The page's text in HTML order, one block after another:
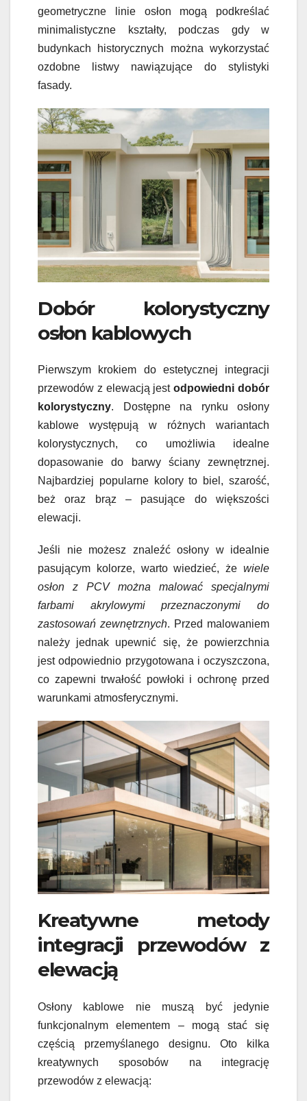
geometryczne linie osłon mogą podkreślać
minimalistyczne kształty, podczas gdy w
budynkach historycznych można wykorzystać
ozdobne listwy nawiązujące do stylistyki
fasady.
Dobór kolorystyczny
osłon kablowych
Pierwszym krokiem do estetycznej integracji
przewodów z elewacją jestodpowiedni dobór
kolorystyczny. Dostępne na rynku osłony
kablowe występują w różnych wariantach
kolorystycznych, co umożliwia idealne
dopasowanie do barwy ściany zewnętrznej.
Najbardziej popularne kolory to biel, szarość,
beż oraz brąz – pasujące do większości
elewacji.
Jeśli nie możesz znaleźć osłony w idealnie
pasującym kolorze, warto wiedzieć, że wiele
osłon z PCV można malować specjalnymi
farbami akrylowymi przeznaczonymi do
zastosowań zewnętrznych. Przed malowaniem
należy jednak upewnić się, że powierzchnia
jest odpowiednio przygotowana i oczyszczona,
co zapewni trwałość powłoki i ochronę przed
warunkami atmosferycznymi.
Kreatywne metody
integracji przewodów z
elewacją
Osłony kablowe nie muszą być jedynie
funkcjonalnym elementem – mogą stać się
częścią przemyślanego designu. Oto kilka
kreatywnych sposobów na integrację
przewodów z elewacją: